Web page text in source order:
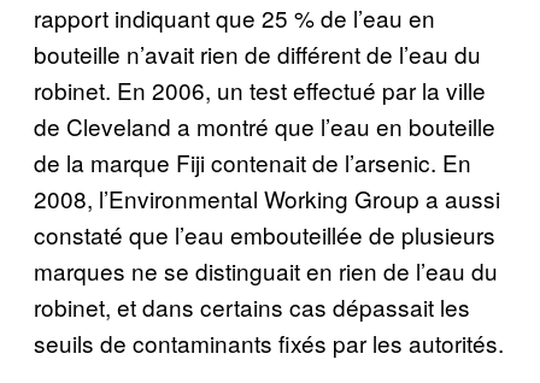
rapport indiquant que 25 % de l’eau en
bouteille n’avait rien de différent de l’eau du
robinet. En 2006, un test effectué par la ville
de Cleveland a montré que l’eau en bouteille
de la marque Fiji contenait de l’arsenic. En
2008, l’Environmental Working Group a aussi
constaté que l’eau embouteillée de plusieurs
marques ne se distinguait en rien de l’eau du
robinet, et dans certains cas dépassait les
seuils de contaminants fixés par les autorités.